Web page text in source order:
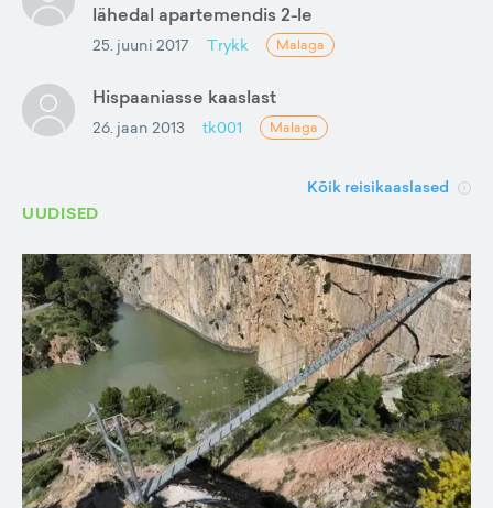
lähedal apartemendis 2-le
25. juuni 2017 Trykk Malaga
Hispaaniasse kaaslast
26. jaan 2013 tk001 Malaga
Kõik reisikaaslased
UUDISED